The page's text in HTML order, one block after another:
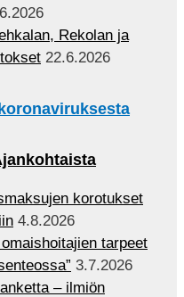
Rekolan ja
22.6.2026
korotukset
4.8.2026
tarpeet
3.7.2026
– ilmiön